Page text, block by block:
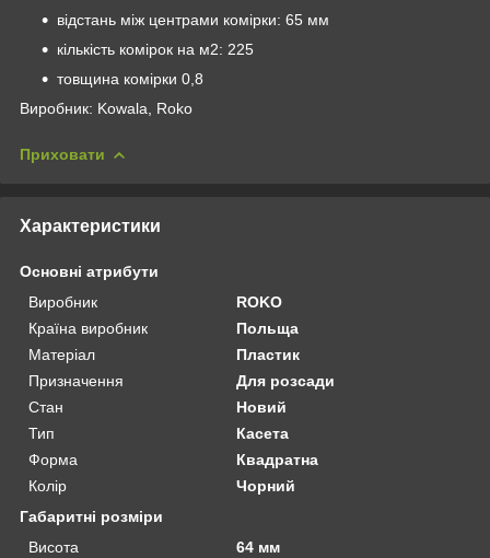
відстань між центрами комірки: 65 мм
кількість комірок на м2: 225
товщина комірки 0,8
Виробник: Kowala, Roko
Приховати
Характеристики
Основні атрибути
Виробник
ROKO
Країна виробник
Польща
Матеріал
Пластик
Призначення
Для розсади
Стан
Новий
Тип
Касета
Форма
Квадратна
Колір
Чорний
Габаритні розміри
Висота
64 мм